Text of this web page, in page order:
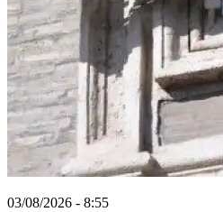
03/08/2026 - 8:55